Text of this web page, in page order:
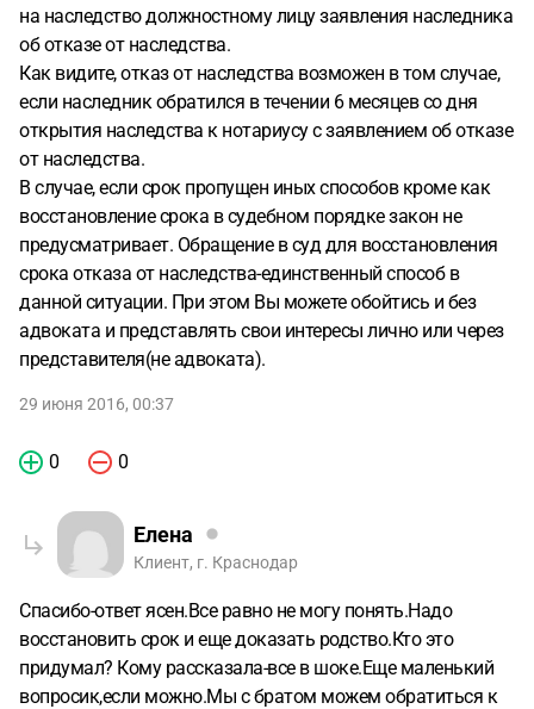
на наследство должностному лицу заявления наследника
об отказе от наследства.
Как видите, отказ от наследства возможен в том случае,
если наследник обратился в течении 6 месяцев со дня
открытия наследства к нотариусу с заявлением об отказе
от наследства.
В случае, если срок пропущен иных способов кроме как
восстановление срока в судебном порядке закон не
предусматривает. Обращение в суд для восстановления
срока отказа от наследства-единственный способ в
данной ситуации. При этом Вы можете обойтись и без
адвоката и представлять свои интересы лично или через
представителя(не адвоката).
29 июня 2016, 00:37
0 0
Елена
Клиент, г. Краснодар
Спасибо-ответ ясен.Все равно не могу понять.Надо
восстановить срок и еще доказать родство.Кто это
придумал? Кому рассказала-все в шоке.Еще маленький
вопросик,если можно.Мы с братом можем обратиться к